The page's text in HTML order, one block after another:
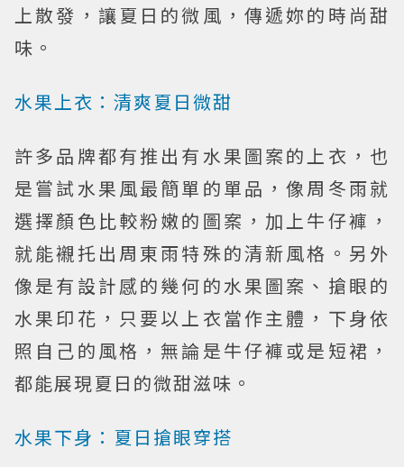
上散發，讓夏日的微風，傳遞妳的時尚甜
味。
水果上衣：清爽夏日微甜
許多品牌都有推出有水果圖案的上衣，也
是嘗試水果風最簡單的單品，像周冬雨就
選擇顏色比較粉嫩的圖案，加上牛仔褲，
就能襯托出周東雨特殊的清新風格。另外
像是有設計感的幾何的水果圖案、搶眼的
水果印花，只要以上衣當作主體，下身依
照自己的風格，無論是牛仔褲或是短裙，
都能展現夏日的微甜滋味。
水果下身：夏日搶眼穿搭